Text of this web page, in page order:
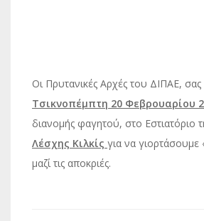
Οι Πρυτανικές Αρχές του ΔΙΠΑΕ,
Τσικνοπέμπτη 20 Φεβρουαρίου
διανομής φαγητού, στο Εστιατόριο
Λέσχης Κιλκίς για να γιορτάσουμε
μαζί τις αποκριές.